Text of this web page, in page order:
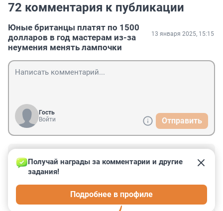
72 комментария к публикации
Юные британцы платят по 1500
долларов в год мастерам из-за
неумения менять лампочки
13 января 2025, 15:15
Гость
Войти
Отправить
13 января 2025, 21:39
А что, родитель поколения Z не мог ему десять лет
назад показать, как лампочку вкрутить? Или чем он
занимался, пока чадо росло? Чушь какая-то, не верю.
Получай награды за комментарии и другие
задания!
Подробнее в профиле